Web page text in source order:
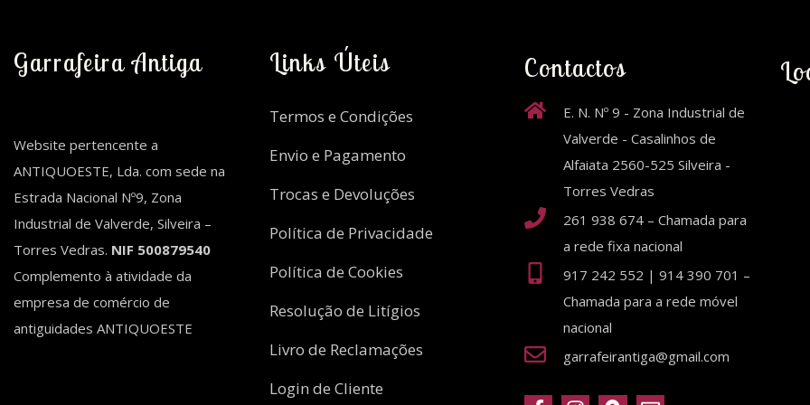
Garrafeira Antiga
Website pertencente a
ANTIQUOESTE, Lda. com sede na
Estrada Nacional Nº9, Zona
Industrial de Valverde, Silveira –
Torres Vedras. NIF 500879540
Complemento à atividade da
empresa de comércio de
antiguidades ANTIQUOESTE
Links Úteis
Termos e Condições
Envio e Pagamento
Trocas e Devoluções
Política de Privacidade
Política de Cookies
Resolução de Litígios
Livro de Reclamações
Login de Cliente
Contactos
E. N. Nº 9 - Zona Industrial de
Valverde - Casalinhos de
Alfaiata 2560-525 Silveira -
Torres Vedras
261 938 674 – Chamada para
a rede fixa nacional
917 242 552 | 914 390 701 –
Chamada para a rede móvel
nacional
garrafeirantiga@gmail.com